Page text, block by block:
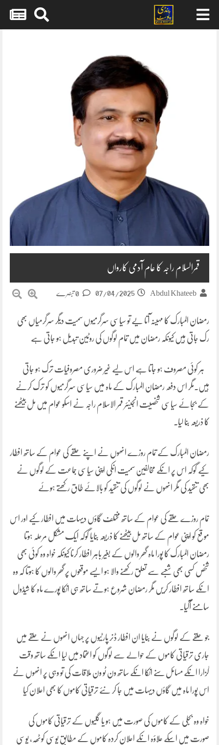
قمرالسلام راجہ کا عام آدمی کارواں
Abdul Khateeb
07/04/2025
رمضان المبارک کا مہینہ آتا یے تو سیاسی سرگرمیوں سمیت دیگر سرگرمیاں بھی
رک جاتی ہیں کیونکہ رمضان میں تمام لوگوں کی روٹین تبدیل ہو جاتی ہے
ہر کوئی مصروف ہو جاتا ہے اس لیے غیر ضروری مصروفیات ترک ہو جاتی
ہیں۔مگر اس دفعہ رمضان المبارک کے ماہ میں سیاسی سرگرمیوں کو ترک کرنے
کے بجائے سیاسی شخصیت انجینئر قمر الاسلام راجہ نے اسکو عوام میں مل بیٹھنے
کا ذریعہ بنا لیا۔
رمضان المبارک کے تمام روزے انھوں نے اپنے حلقے کی عوام کے ساتھ افطار
کیے گوکہ اس پر انکے مخالفین سمیت انکی اپنی سیاسی جماعت کے لوگوں نے
بھی تنقید کی مگر انھوں نے لوگوں کی تنقید کو بالائے طاق رکھتے ہوئے
تمام روزے حلقے کی عوام کے ساتھ مختلف گاؤں دیہات میں افطار کیے اور اس
موقع کو اپنی عوام کے ساتھ مل بیٹھنے کا ذریعہ بنایا گوکہ ایک مشکل مرحلہ ہوتا
رمضان المبارک کا پورا ماہ گھر والوں کے بغیر باہر افطار کرنا کیونکہ خواہ وہ کوئی بھی
شخص کسی بھی شعبے سے تعلق رکھنے والا ہو ایسے موقعوں پر گھر والوں کا ہوتا کہ وہ
انکے ساتھ افطار کریں مگر رمضان شروع ہوتے ساتھ ہی انکا پورے ماہ کا شیڈول
سامنے آگیا۔
جو حلقے کے لوگوں نے بنایا ان افطار ڈنر پارٹیوں پر جہاں انھوں نے حلقے میں
جاری ترقیاتی کاموں کے حوالے سے لوگوں کو اعتماد میں لیا انکے ساتھ وقت
گزارا انکے مسائل سنے انکا انکے ساتھ ون ٹو ون ملاقات کی تو وہی پر انھوں نے
اس پورا ماہ میں گاؤں دیہات میں جا کر نئے ترقیاتی کاموں کا بھی اعلان کیا
خواہ وہ بجلی کے کاموں کی صورت میں ہو یا گلیوں کے ترقیاتی کاموں کی
صورت میں اسکے علاؤہ انکے اعلان کردہ کاموں کے مطابق یوسی کوٹھہ، یوسی